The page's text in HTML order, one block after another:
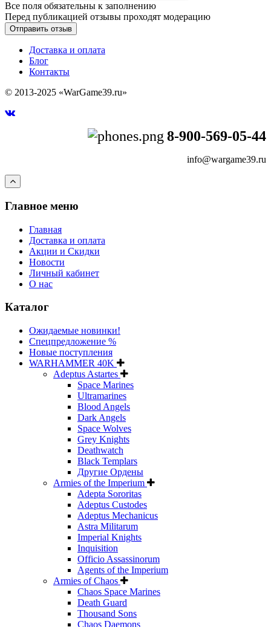
Все поля обязательны к заполнению
Перед публикацией отзывы проходят модерацию
Доставка и оплата
Блог
Контакты
© 2013-2025 «WarGame39.ru»
8-900-569-05-44
info@wargame39.ru
Главное меню
Главная
Доставка и оплата
Акции и Скидки
Новости
Личный кабинет
О нас
Каталог
Ожидаемые новинки!
Спецпредложение %
Новые поступления
WARHAMMER 40K
Adeptus Astartes
Space Marines
Ultramarines
Blood Angels
Dark Angels
Space Wolves
Grey Knights
Deathwatch
Black Templars
Другие Ордены
Armies of the Imperium
Adepta Sororitas
Adeptus Custodes
Adeptus Mechanicus
Astra Militarum
Imperial Knights
Inquisition
Officio Assassinorum
Agents of the Imperium
Armies of Chaos
Chaos Space Marines
Death Guard
Thousand Sons
Chaos Daemons